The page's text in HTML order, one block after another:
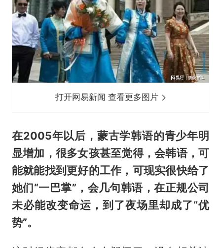
打开网易新闻 查看更多图片
在2005年以后，蒙古学韩语的青少年明
显增加，很多女孩甚至觉得，会韩语，可
能就能找到更好的工作，可现实很快给了
她们“一巴掌”，会几句韩语，在正规公司
未必能改变命运，到了夜场里却成了“优
势”。